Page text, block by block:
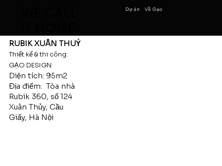
Dự án Về Gạo
RUBIK XUÂN THUỶ
Thiết kế & thi công:
GẠO DESIGN
Diện tích: 95m2
Địa điểm: Tòa nhà
Rubik 360, số 124
Xuân Thủy, Cầu
Giấy, Hà Nội